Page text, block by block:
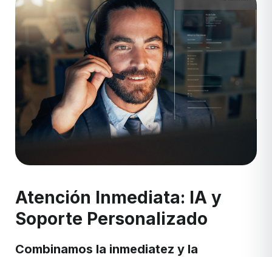
Atención Inmediata: IA y
Soporte Personalizado
Combinamos la inmediatez y la